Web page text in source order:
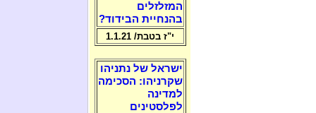
המזלזלים
בהנחיית הבידוד?
י"ז בטבת/ 1.1.21
ישראל של נתניהו
שקרניהו: הסכימה
למדינה
לפלסטינים